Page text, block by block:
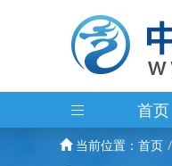
首页
当前位置： 首页